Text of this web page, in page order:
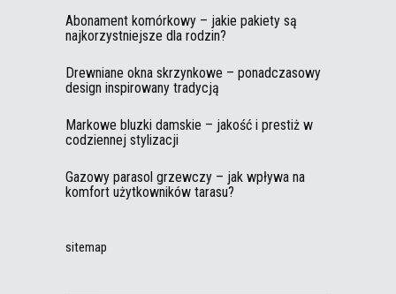
Abonament komórkowy – jakie pakiety są
najkorzystniejsze dla rodzin?
Drewniane okna skrzynkowe – ponadczasowy
design inspirowany tradycją
Markowe bluzki damskie – jakość i prestiż w
codziennej stylizacji
Gazowy parasol grzewczy – jak wpływa na
komfort użytkowników tarasu?
sitemap